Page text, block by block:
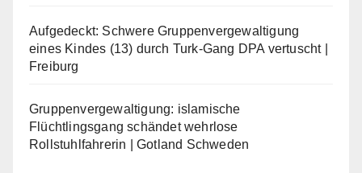
Aufgedeckt: Schwere Gruppenvergewaltigung
eines Kindes (13) durch Turk-Gang DPA vertuscht |
Freiburg
Gruppenvergewaltigung: islamische
Flüchtlingsgang schändet wehrlose
Rollstuhlfahrerin | Gotland Schweden